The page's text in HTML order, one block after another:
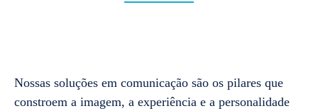
Nossas soluções em comunicação são os pilares que
constroem a imagem, a experiência e a personalidade